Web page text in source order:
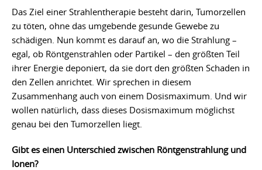
Das Ziel einer Strahlentherapie besteht darin, Tumorzellen
zu töten, ohne das umgebende gesunde Gewebe zu
schädigen. Nun kommt es darauf an, wo die Strahlung –
egal, ob Röntgenstrahlen oder Partikel – den größten Teil
ihrer Energie deponiert, da sie dort den größten Schaden in
den Zellen anrichtet. Wir sprechen in diesem
Zusammenhang auch von einem Dosismaximum. Und wir
wollen natürlich, dass dieses Dosismaximum möglichst
genau bei den Tumorzellen liegt.
Gibt es einen Unterschied zwischen Röntgenstrahlung und
Ionen?